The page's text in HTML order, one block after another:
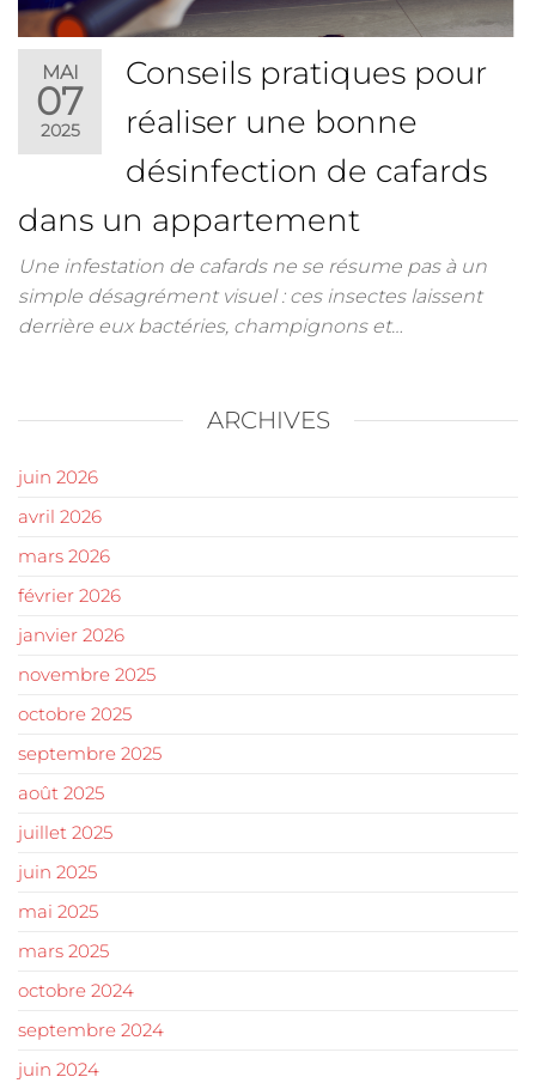
MAI
07
2025
Conseils pratiques pour
réaliser une bonne
désinfection de cafards
dans un appartement
Une infestation de cafards ne se résume pas à un
simple désagrément visuel : ces insectes laissent
derrière eux bactéries, champignons et…
ARCHIVES
juin 2026
avril 2026
mars 2026
février 2026
janvier 2026
novembre 2025
octobre 2025
septembre 2025
août 2025
juillet 2025
juin 2025
mai 2025
mars 2025
octobre 2024
septembre 2024
juin 2024